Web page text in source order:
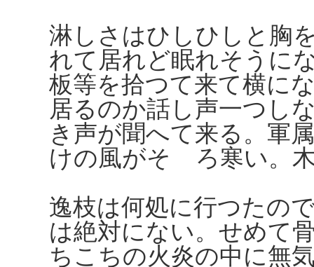
淋しさはひしひしと胸
れて居れど眠れそうに
板等を拾つて来て横に
居るのか話し声一つし
き声が聞へて来る。軍
けの風がそゞろ寒い。
逸枝は何処に行つたの
は絶対にない。せめて
ちこちの火炎の中に無